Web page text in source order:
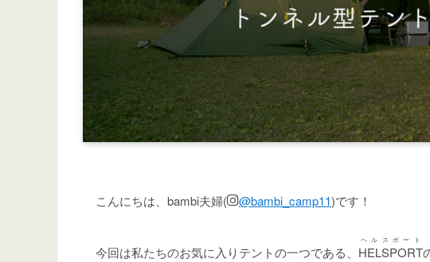
こんにちは、bambi夫婦( @bambi_camp11)です！
今回は私たちのお気に入りテントの一つである、 HELSPORT
ヘルスポート